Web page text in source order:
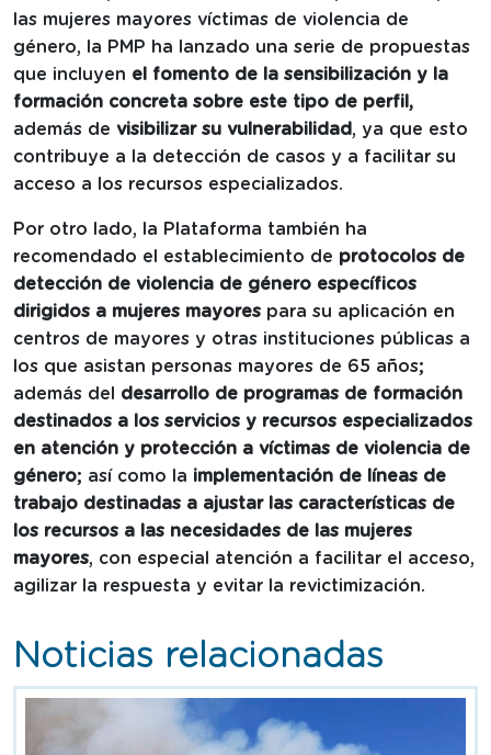
las mujeres mayores víctimas de violencia de
género, la PMP ha lanzado una serie de propuestas
que incluyen el fomento de la sensibilización y la
formación concreta sobre este tipo de perfil,
además de visibilizar su vulnerabilidad , ya que esto
contribuye a la detección de casos y a facilitar su
acceso a los recursos especializados.
Por otro lado, la Plataforma también ha
recomendado el establecimiento de protocolos de
detección de violencia de género específicos
dirigidos a mujeres mayores para su aplicación en
centros de mayores y otras instituciones públicas a
los que asistan personas mayores de 65 años;
además del desarrollo de programas de formación
destinados a los servicios y recursos especializados
en atención y protección a víctimas de violencia de
género; así como la implementación de líneas de
trabajo destinadas a ajustar las características de
los recursos a las necesidades de las mujeres
mayores, con especial atención a facilitar el acceso,
agilizar la respuesta y evitar la revictimización.
Noticias relacionadas